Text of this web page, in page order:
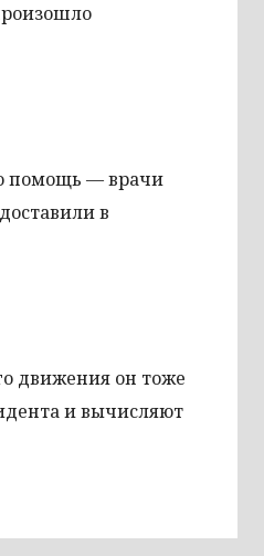
помощь — врачи
в
движения он тоже
и вычисляют